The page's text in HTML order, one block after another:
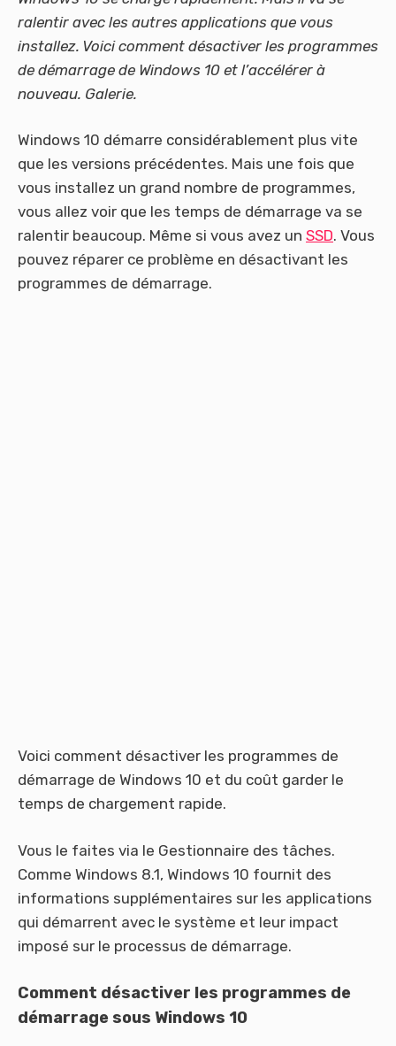
ralentir avec les autres applications que vous
installez. Voici comment désactiver les programmes
de démarrage de Windows 10 et l’accélérer à
nouveau. Galerie.
Windows 10 démarre considérablement plus vite
que les versions précédentes. Mais une fois que
vous installez un grand nombre de programmes,
vous allez voir que les temps de démarrage va se
ralentir beaucoup. Même si vous avez un SSD. Vous
pouvez réparer ce problème en désactivant les
programmes de démarrage.
Voici comment désactiver les programmes de
démarrage de Windows 10 et du coût garder le
temps de chargement rapide.
Vous le faites via le Gestionnaire des tâches.
Comme Windows 8.1, Windows 10 fournit des
informations supplémentaires sur les applications
qui démarrent avec le système et leur impact
imposé sur le processus de démarrage.
Comment désactiver les programmes de
démarrage sous Windows 10